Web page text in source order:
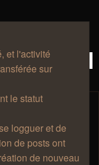
et l'activité
sur
le statut
logguer et de
de posts ont
de nouveau
qui monte